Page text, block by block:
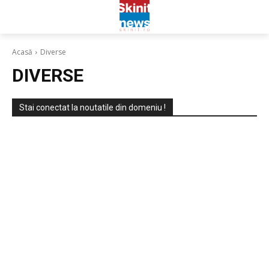
Acasă Diverse
DIVERSE
Stai conectat la noutatile din domeniu !